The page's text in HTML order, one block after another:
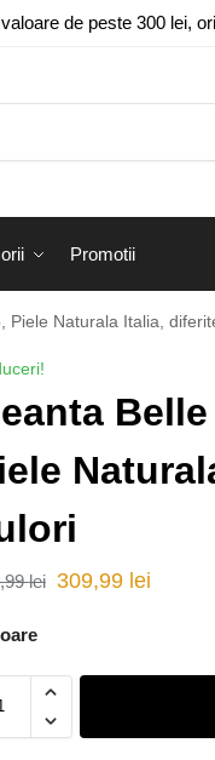
de peste 300 lei,
Promotii
Piele Naturala Italia,
lei 309,99 lei